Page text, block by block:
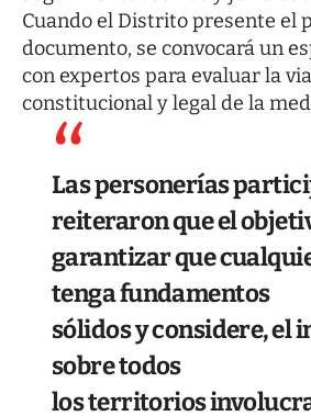
Cuando el Distrito presente el
documento, se convocará un
con expertos para evaluar la
constitucional y legal de la
Las personerías
reiteraron que el
garantizar que
tenga fundamentos
sólidos y considere, el
sobre todos
los territorios